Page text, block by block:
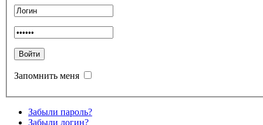
Запомнить меня
Забыли пароль?
Забыли логин?